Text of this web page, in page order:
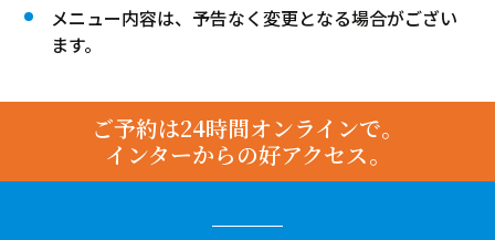
メニュー内容は、予告なく変更となる場合がござい
ます。
ご予約は24時間オンラインで。
インターからの好アクセス。